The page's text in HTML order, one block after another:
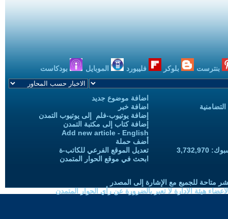
بنترست بلوكر فليبورد الموبايل بودكاست
اضافة موضوع جديد
اضافة خبر
إضافة يوتيوب-فلم إلى يوتيوب التمدن
إضافة كتاب إلى مكتبة التمدن
Add new article - English
أضف حملة
تعديل الموقع الفرعي للكاتب-ة
ابحث في موقع الحوار المتمدن
متاحة للجميع مع الإشارة إلى المصدر
هيئة الادارة لا تعبر بالضرورة عن رأي الحوار المتمدن